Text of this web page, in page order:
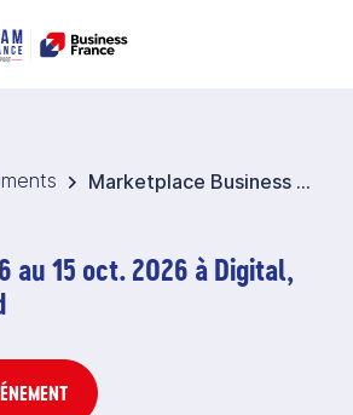
Marketplace Business France 2026 - Dispositifs Médicaux - Afrique du Sud
au 15 oct. 2026 à Digital,